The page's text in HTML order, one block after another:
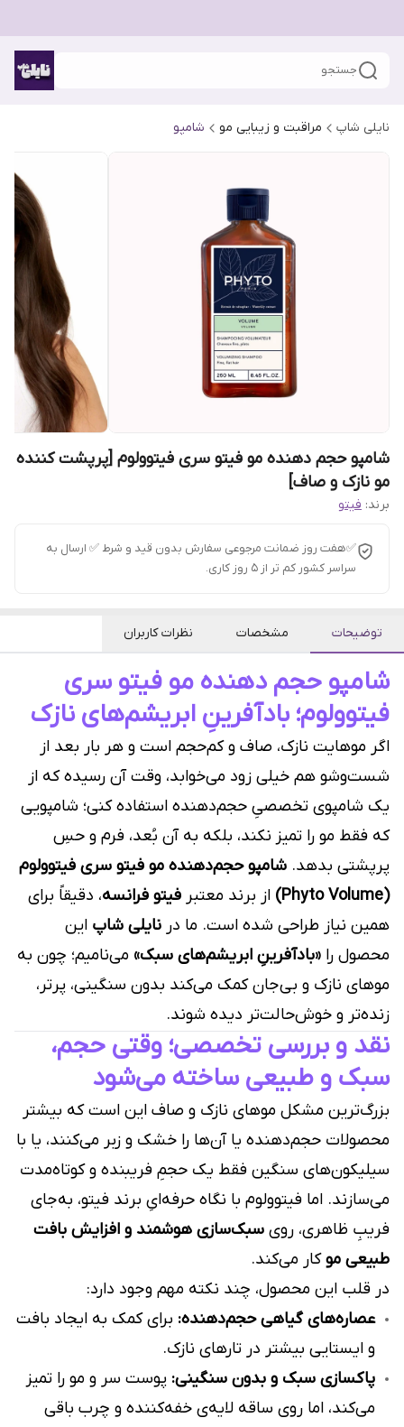
جستجو
نایلی شاپ مراقبت و زیبایی مو شامپو
شامپو حجم دهنده مو فیتو سری فیتوولوم [پرپشت کننده
مو نازک و صاف]
برند: فیتو
✅هفت روز ضمانت مرجوعی سفارش بدون قید و شرط ✅ ارسال به
سراسر کشور کم تر از 5 روز کاری.
توضیحات مشخصات نظرات کاربران
شامپو حجم دهنده مو فیتو سری
فیتوولوم؛ بادآفرینِ ابریشم‌های نازک
اگر موهایت نازک، صاف و کم‌حجم است و هر بار بعد از
شست‌وشو هم خیلی زود می‌خوابد، وقت آن رسیده که از
یک شامپوی تخصصیِ حجم‌دهنده استفاده کنی؛ شامپویی
که فقط مو را تمیز نکند، بلکه به آن بُعد، فرم و حسِ
پرپشتی بدهد. شامپو حجم‌دهنده مو فیتو سری فیتوولوم
(Phyto Volume)
از برند معتبر فیتو فرانسه، دقیقاً برای
همین نیاز طراحی شده است. ما در نایلی شاپ این
محصول را «بادآفرینِ ابریشم‌های سبک» می‌نامیم؛ چون به
موهای نازک و بی‌جان کمک می‌کند بدون سنگینی، پرتر،
زنده‌تر و خوش‌حالت‌تر دیده شوند.
نقد و بررسی تخصصی؛ وقتی حجم،
سبک و طبیعی ساخته می‌شود
بزرگ‌ترین مشکل موهای نازک و صاف این است که بیشتر
محصولات حجم‌دهنده یا آن‌ها را خشک و زبر می‌کنند، یا با
سیلیکون‌های سنگین فقط یک حجمِ فریبنده و کوتاه‌مدت
می‌سازند. اما فیتوولوم با نگاه حرفه‌ایِ برند فیتو، به‌جای
فریبِ ظاهری، روی سبک‌سازی هوشمند و افزایش بافت
طبیعی موکار می‌کند.
در قلب این محصول، چند نکته مهم وجود دارد:
عصاره‌های گیاهی حجم‌دهنده: برای کمک به ایجاد بافت
و ایستایی بیشتر در تارهای نازک.
پاکسازی سبک و بدون سنگینی: پوست سر و مو را تمیز
می‌کند، اما روی ساقه لایه‌ی خفه‌کننده و چرب باقی